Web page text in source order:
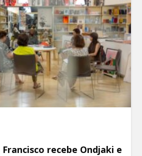
recebe Ondjaki e